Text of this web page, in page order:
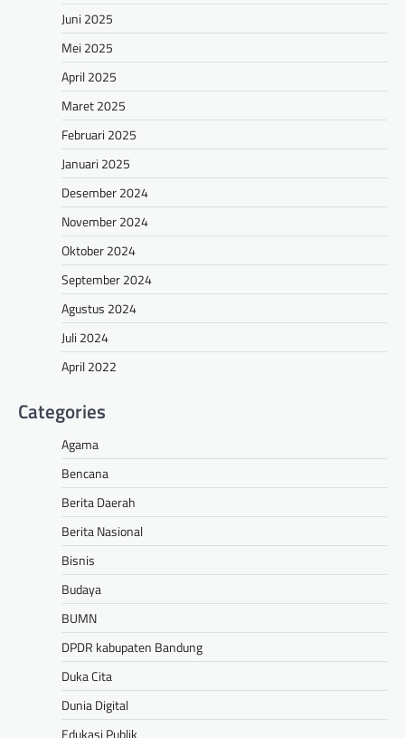
Juni 2025
Mei 2025
April 2025
Maret 2025
Februari 2025
Januari 2025
Desember 2024
November 2024
Oktober 2024
September 2024
Agustus 2024
Juli 2024
April 2022
Categories
Agama
Bencana
Berita Daerah
Berita Nasional
Bisnis
Budaya
BUMN
DPDR kabupaten Bandung
Duka Cita
Dunia Digital
Edukasi Publik